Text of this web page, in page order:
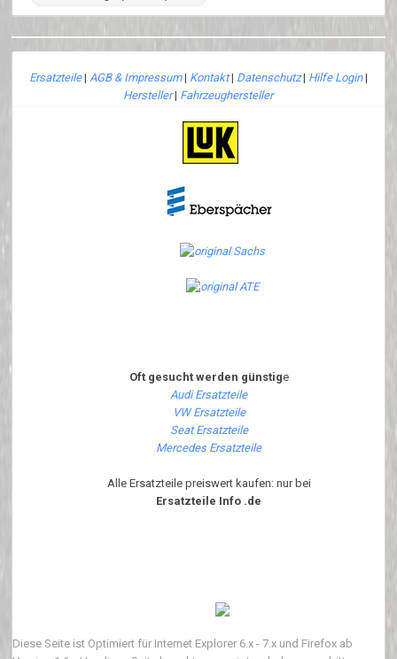
Ersatzteile| AGB & Impressum| Kontakt| Datenschutz| Hilfe Login|
Hersteller| Fahrzeughersteller
Oft gesucht werden günstige
Audi Ersatzteile
VW Ersatzteile
Seat Ersatzteile
Mercedes Ersatzteile
Alle Ersatzteile preiswert kaufen: nur bei
Ersatzteile Info .de
Diese Seite ist Optimiert für Internet Explorer 6.x - 7.x und Firefox ab